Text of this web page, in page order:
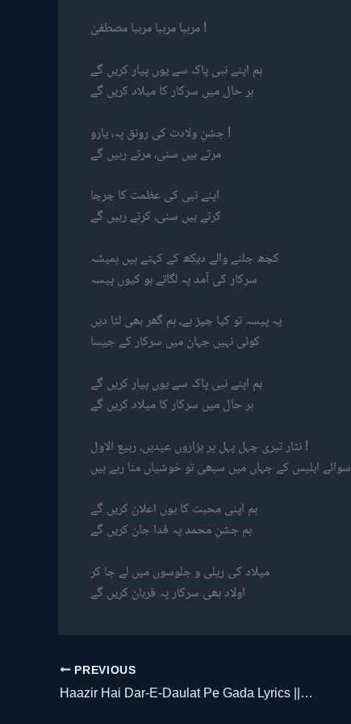
مرہبا مرہبا مرہبا مصطفیٰ !
ہم اپنے نبی پاک سے یوں پیار کریں گے
ہر حال میں سرکار کا میلاد کریں گے
جشنِ ولادت کی رونق پہ، یارو !
مرتے ہیں سنی، مرتے رہیں گے
اپنے نبی کی عظمت کا چرچا
کرتے ہیں سنی، کرتے رہیں گے
کچھ جلنے والے دیکھ کے کہتے ہیں ہمیشہ
سرکار کی آمد پہ لگاتے ہو کیوں پیسہ
یہ پیسہ تو کیا چیز ہے، ہم گھر بھی لٹا دیں
کوئی نہیں جہان میں سرکار کے جیسا
ہم اپنے نبی پاک سے یوں پیار کریں گے
ہر حال میں سرکار کا میلاد کریں گے
نثار تیری چہل پہل پر ہزاروں عیدیں، ربیع الاول !
سوائے ابلیس کے جہاں میں سبھی تو خوشیاں منا رہے ہیں
ہم اپنی محبت کا یوں اعلان کریں گے
ہم جشنِ محمد پہ فدا جان کریں گے
میلاد کی ریلی و جلوسوں میں لے جا کر
اولاد بھی سرکار پہ قربان کریں گے
PREVIOUS
Haazir Hai Dar-E-Daulat Pe Gada Lyrics || हाज़िर है दर-ए-दौलत पे गदा, सरकार ! तवज्जोह फ़रमाएँ